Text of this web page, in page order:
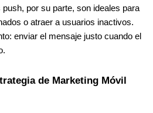
por su parte, son ideales para
o atraer a usuarios inactivos.
enviar el mensaje justo cuando el
de Marketing Móvil